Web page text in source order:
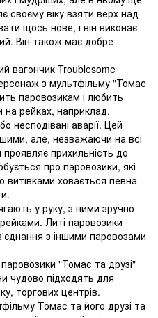
своєму віку взяти верх над
щось нове, і він виконає
Він також має добре
вагончик Troublesome
з мультфільму "Томас
паровозикам і любить
рейках, наприклад,
несподівані аварії. Цей
але, незважаючи на всі
проявляє прихильність до
про паровозики, які
ховається певна
у руку, з ними зручно
Литі паровозики
з іншими паровозами
"Томас та друзі"
чудово підходять для
торгових центрів.
Томас та його друзі та